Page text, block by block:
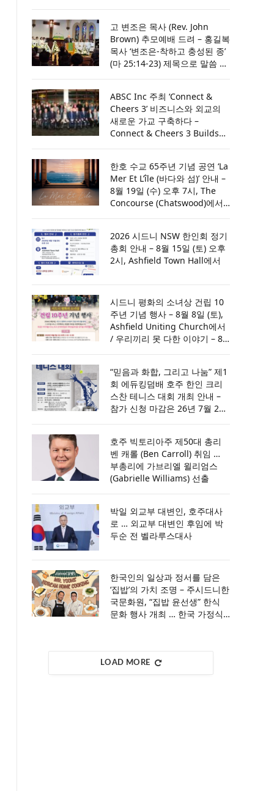
사우디·UAE·카타르와 논의 뒤
공격 취소
고 변조은 목사 (Rev. John
Brown) 추모예배 드려 – 홍길복
목사 ‘변조은-착하고 충성된 종’
(마 25:14-23) 제목으로 말씀 전
ABSC Inc 주최 ‘Connect &
Cheers 3’ 비즈니스와 외교의
새로운 가교 구축하다 –
Connect & Cheers 3 Builds
한호 수교 65주년 기념 공연 ‘La
Mer Et L’île (바다와 섬)’ 안내 –
8월 19일 (수) 오후 7시, The
Concourse (Chatswood)에서
호주의 문화적 울림을 전하다
2026 시드니 NSW 한인회 정기
총회 안내 – 8월 15일 (토) 오후
2시, Ashfield Town Hall에서
시드니 평화의 소녀상 건립 10
주년 기념 행사 – 8월 8일 (토),
Ashfield Uniting Church에서
/ 우리끼리 못 다한 이야기 – 8
내용은 포스터 참조]
“믿음과 화합, 그리고 나눔” 제1
회 에듀킹덤배 호주 한인 크리
스찬 테니스 대회 개최 안내 –
참가 신청 마감은 26년 7월 28
오후 4시, 파라마타 코트에서
호주 빅토리아주 제50대 총리
벤 캐롤 (Ben Carroll) 취임 …
부총리에 가브리엘 윌리엄스
(Gabrielle Williams) 선출
박일 외교부 대변인, 호주대사
로 … 외교부 대변인 후임에 박
두순 전 벨라루스대사
한국인의 일상과 정서를 담은
‘집밥’의 가치 조명 – 주시드니한
국문화원, “집밥 윤선생” 한식
문화 행사 개최 … 한국 가정식
LOAD MORE